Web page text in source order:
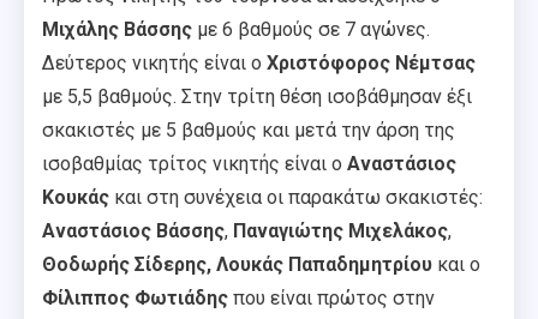
Μιχάλης Βάσσης με 6 βαθμούς σε 7 αγώνες.
Δεύτερος νικητής είναι ο Χριστόφορος Νέμτσας
με 5,5 βαθμούς. Στην τρίτη θέση ισοβάθμησαν έξι
σκακιστές με 5 βαθμούς και μετά την άρση της
ισοβαθμίας τρίτος νικητής είναι ο Αναστάσιος
Κουκάς και στη συνέχεια οι παρακάτω σκακιστές:
Αναστάσιος Βάσσης, Παναγιώτης Μιχελάκος,
Θοδωρής Σίδερης, Λουκάς Παπαδημητρίου και ο
Φίλιππος Φωτιάδης που είναι πρώτος στην